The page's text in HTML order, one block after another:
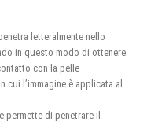
letteralmente nello
in questo modo di ottenere
con la pelle
cui l’immagine è applicata al
di penetrare il